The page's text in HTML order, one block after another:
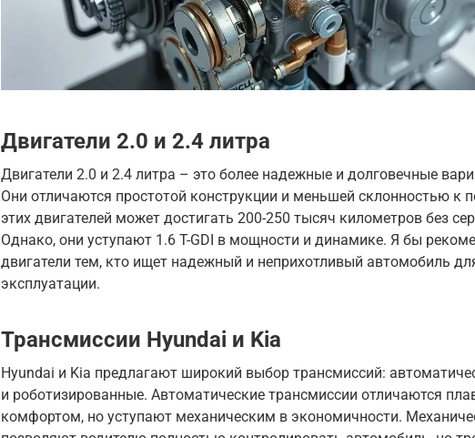
Двигатели 2.0 и 2.4 литра
Двигатели 2.0 и 2.4 литра – это более надежные и долговечные
Они отличаются простотой конструкции и меньшей склонностью к
этих двигателей может достигать 200-250 тысяч километров без
Однако, они уступают 1.6 T-GDI в мощности и динамике. Я бы
двигатели тем, кто ищет надежный и неприхотливый автомобиль
эксплуатации.
Трансмиссии Hyundai и Kia
Hyundai и Kia предлагают широкий выбор трансмиссий:
и роботизированные. Автоматические трансмиссии отличаются
комфортом, но уступают механическим в экономичности.